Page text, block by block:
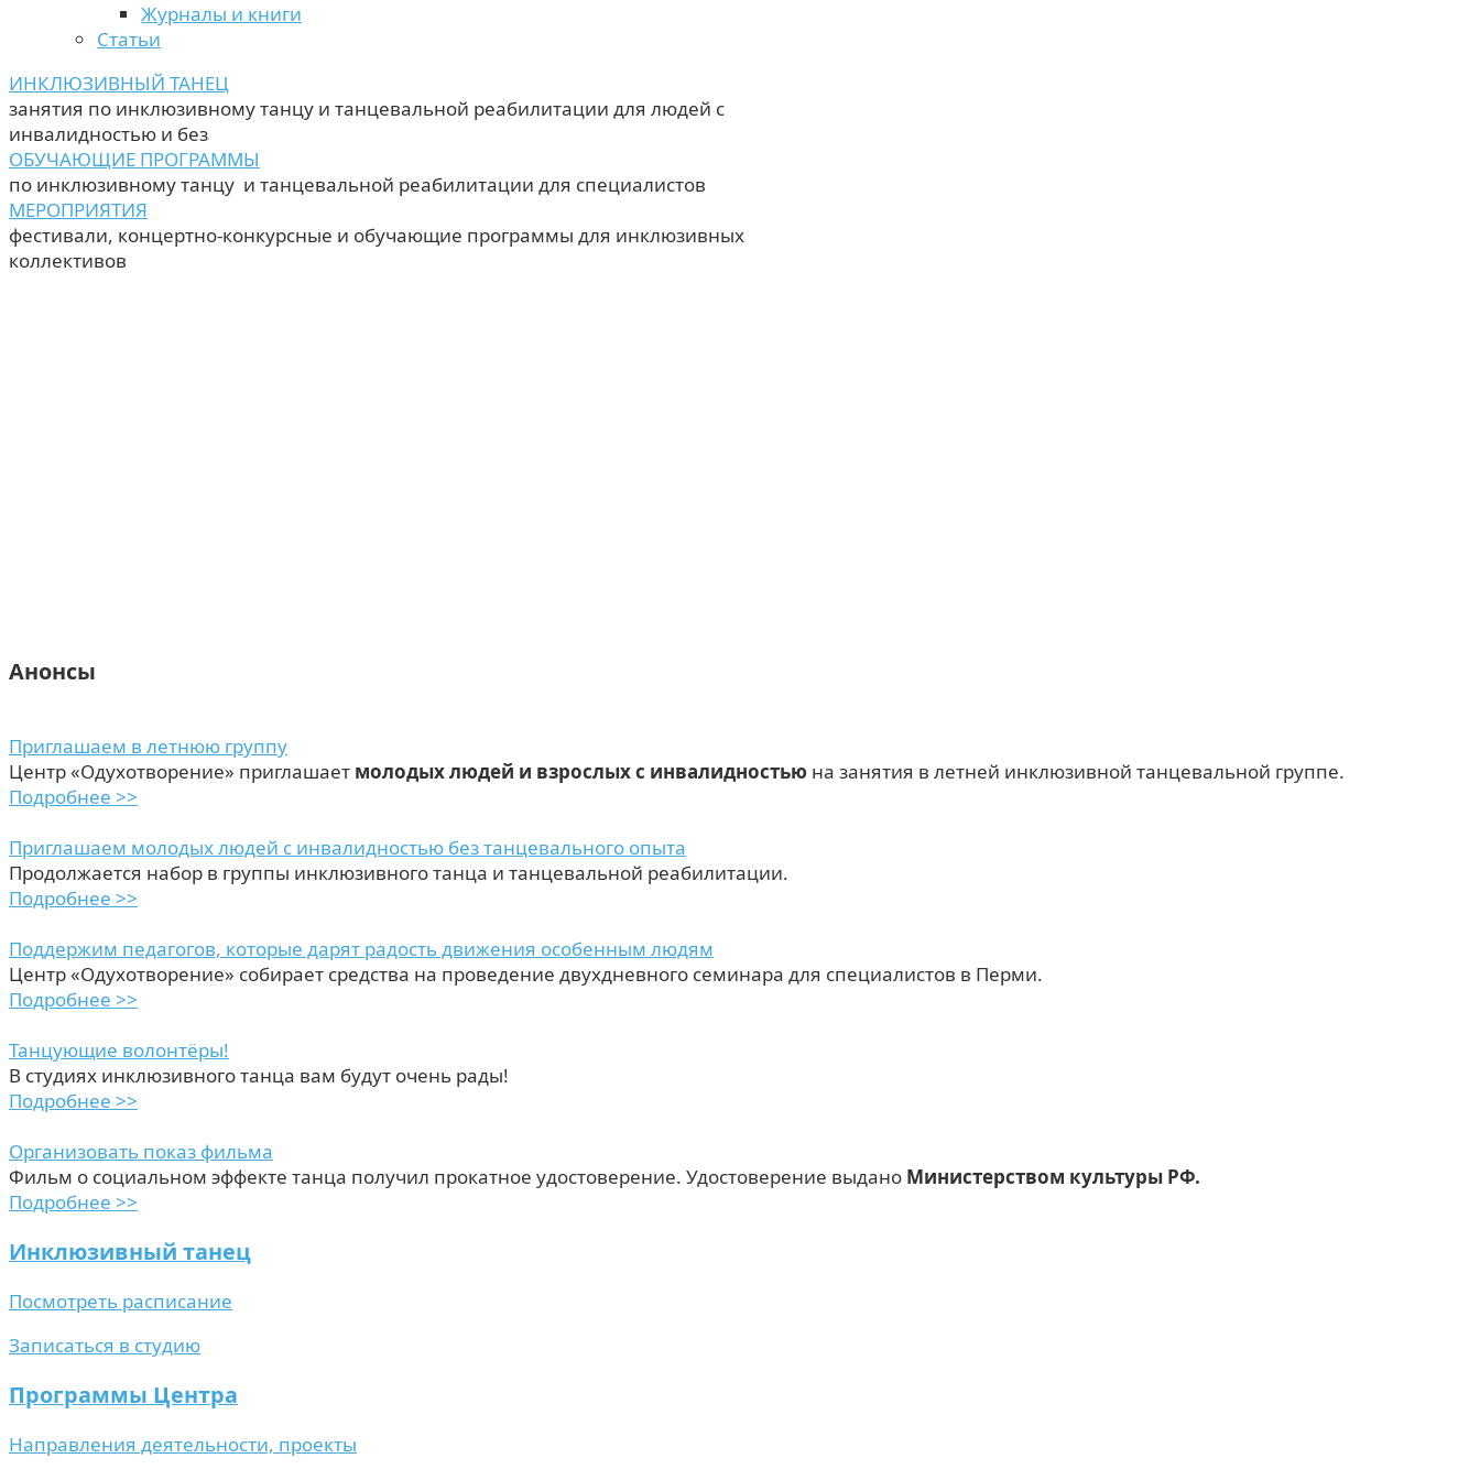
Журналы и книги
Статьи
ИНКЛЮЗИВНЫЙ ТАНЕЦ
занятия по инклюзивному танцу и танцевальной реабилитации для людей с
инвалидностью и без
ОБУЧАЮЩИЕ ПРОГРАММЫ
по инклюзивному танцу и танцевальной реабилитации для специалистов
МЕРОПРИЯТИЯ
фестивали, концертно-конкурсные и обучающие программы для инклюзивных
коллективов
Анонсы
Приглашаем в летнюю группу
Центр «Одухотворение» приглашает молодых людей и взрослых с инвалидностью на занятия в летней инклюзивной танцевальной группе.
Подробнее >>
Приглашаем молодых людей с инвалидностью без танцевального опыта
Продолжается набор в группы инклюзивного танца и танцевальной реабилитации.
Подробнее >>
Поддержим педагогов, которые дарят радость движения особенным людям
Центр «Одухотворение» собирает средства на проведение двухдневного семинара для специалистов в Перми.
Подробнее >>
Танцующие волонтёры!
В студиях инклюзивного танца вам будут очень рады!
Подробнее >>
Организовать показ фильма
Фильм о социальном эффекте танца получил прокатное удостоверение. Удостоверение выдано Министерством культуры РФ.
Подробнее >>
Инклюзивный танец
Посмотреть расписание
Записаться в студию
Программы Центра
Направления деятельности, проекты